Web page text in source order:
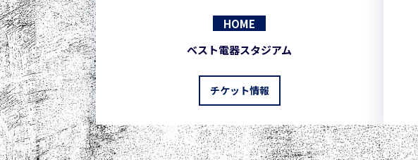
HOME
ベスト電器スタジアム
チケット情報